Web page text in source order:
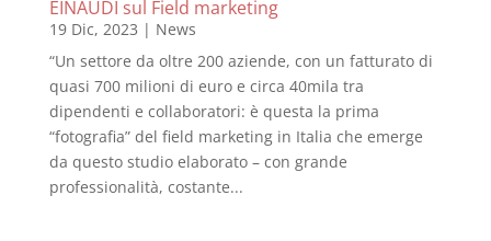
EINAUDI sul Field marketing
19 Dic, 2023 | News
“Un settore da oltre 200 aziende, con un fatturato di
quasi 700 milioni di euro e circa 40mila tra
dipendenti e collaboratori: è questa la prima
“fotografia” del field marketing in Italia che emerge
da questo studio elaborato – con grande
professionalità, costante...